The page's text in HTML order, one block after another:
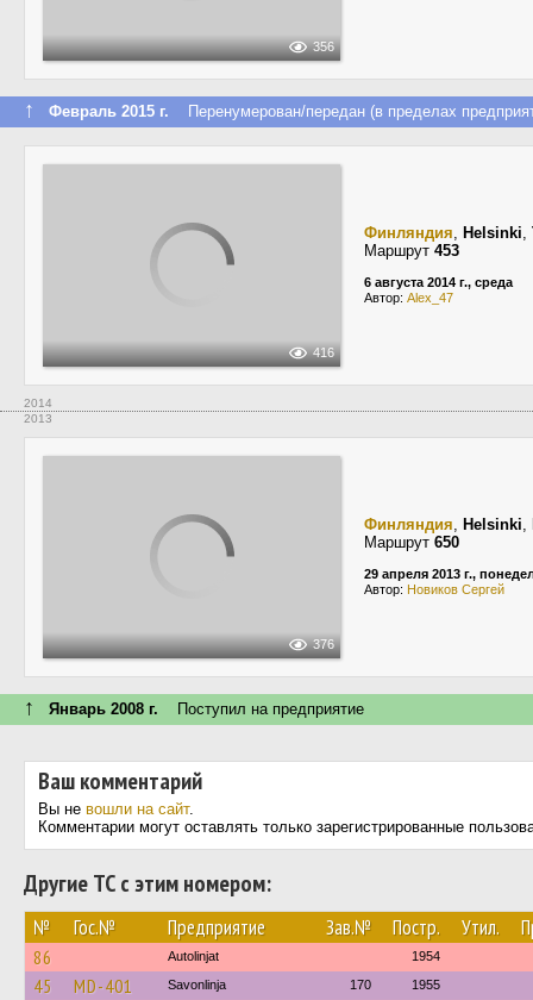
356
↑ Февраль 2015 г. Перенумерован/передан (в пределах
416
Финляндия, Helsinki,
Маршрут 453
6 августа 2014 г., среда
Автор: Alex_47
2014
2013
376
Финляндия, Helsinki,
Маршрут 650
29 апреля 2013 г.,
Автор: Новиков Сергей
↑ Январь 2008 г. Поступил на предприятие
Ваш комментарий
Вы не вошли на сайт.
Комментарии могут оставлять только зарегистрированные
Другие ТС с этим номером:
№ Гос.№ Предприятие Зав.№ Постр. Утил.
86 Autolinjat 1954
45 MD-401 Savonlinja 170 1955